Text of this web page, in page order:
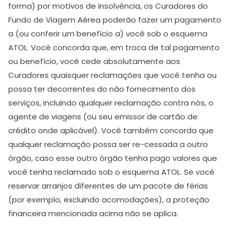
forma) por motivos de insolvência, os Curadores do
Fundo de Viagem Aérea poderão fazer um pagamento
a (ou conferir um benefício a) você sob o esquema
ATOL. Você concorda que, em troca de tal pagamento
ou benefício, você cede absolutamente aos
Curadores quaisquer reclamações que você tenha ou
possa ter decorrentes do não fornecimento dos
serviços, incluindo qualquer reclamação contra nós, o
agente de viagens (ou seu emissor de cartão de
crédito onde aplicável). Você também concorda que
qualquer reclamação possa ser re-cessada a outro
órgão, caso esse outro órgão tenha pago valores que
você tenha reclamado sob o esquema ATOL. Se você
reservar arranjos diferentes de um pacote de férias
(por exemplo, excluindo acomodações), a proteção
financeira mencionada acima não se aplica.